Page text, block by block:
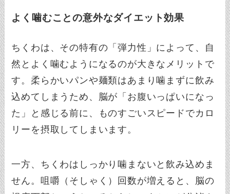
よく噛むことの意外なダイエット効果
ちくわは、その特有の「弾力性」によって、自
然とよく噛むようになるのが大きなメリットで
す。柔らかいパンや麺類はあまり噛まずに飲み
込めてしまうため、脳が「お腹いっぱいになっ
た」と感じる前に、ものすごいスピードでカロ
リーを摂取してしまいます。
一方、ちくわはしっかり噛まないと飲み込めま
せん。咀嚼（そしゃく）回数が増えると、脳の